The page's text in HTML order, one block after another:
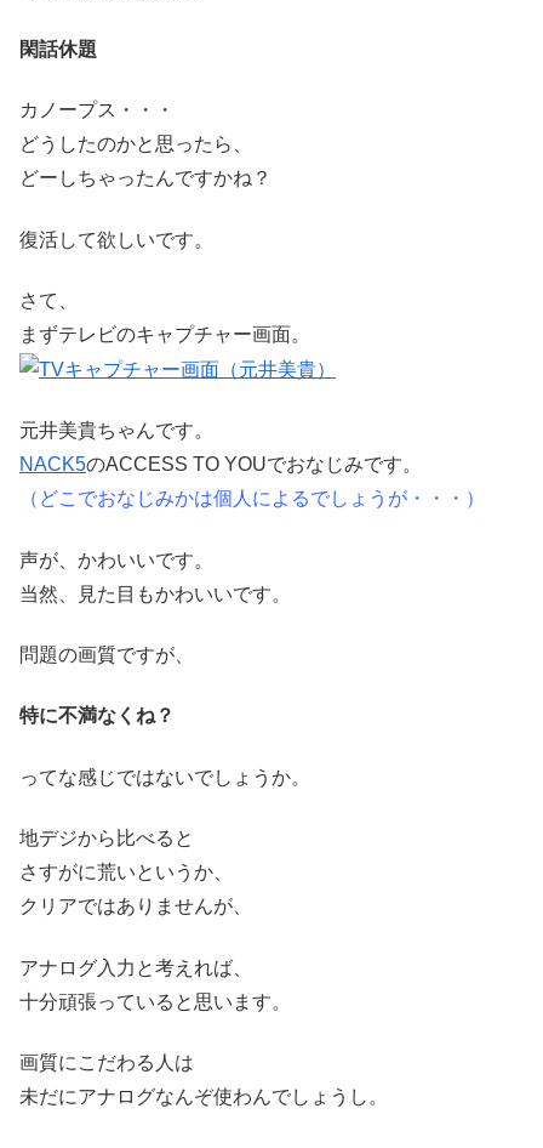
閑話休題
カノープス・・・
どうしたのかと思ったら、
どーしちゃったんですかね？
復活して欲しいです。
さて、
まずテレビのキャプチャー画面。
元井美貴ちゃんです。
NACK5のACCESS TO YOUでおなじみです。
（どこでおなじみかは個人によるでしょうが・・・）
声が、かわいいです。
当然、見た目もかわいいです。
問題の画質ですが、
特に不満なくね？
ってな感じではないでしょうか。
地デジから比べると
さすがに荒いというか、
クリアではありませんが、
アナログ入力と考えれば、
十分頑張っていると思います。
画質にこだわる人は
未だにアナログなんぞ使わんでしょうし。